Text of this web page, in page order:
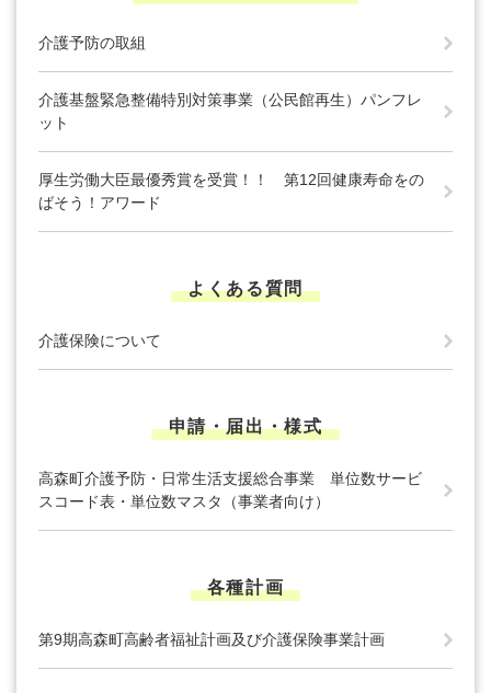
介護予防の取組
介護基盤緊急整備特別対策事業（公民館再生）パンフレ
ット
厚生労働大臣最優秀賞を受賞！！ 第12回健康寿命をの
ばそう！アワード
よくある質問
介護保険について
申請・届出・様式
高森町介護予防・日常生活支援総合事業 単位数サービ
スコード表・単位数マスタ（事業者向け）
各種計画
第9期高森町高齢者福祉計画及び介護保険事業計画